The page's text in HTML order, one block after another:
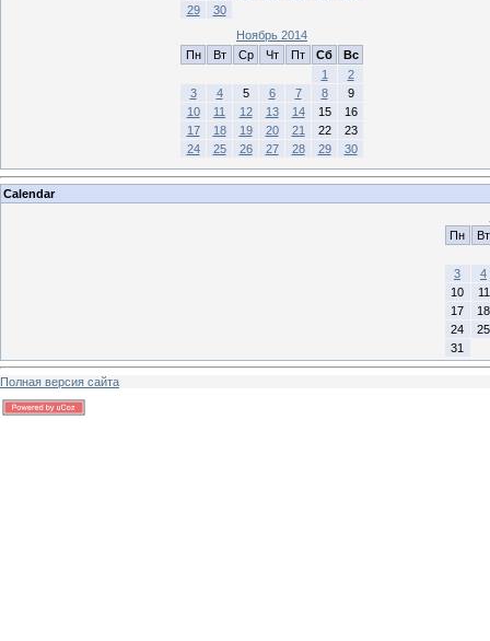
29
30
Ноябрь 2014
Пн
Вт Ср Чт Пт Сб
Вс
1
2
3
4 5 6 7 8
9
10
11 12 13 14 15
16
17
18 19 20 21 22
23
24
25 26 27 28 29 30
Calendar
Пн
Вт
3
4
10
11
17
18
24
25
31
Полная версия сайта